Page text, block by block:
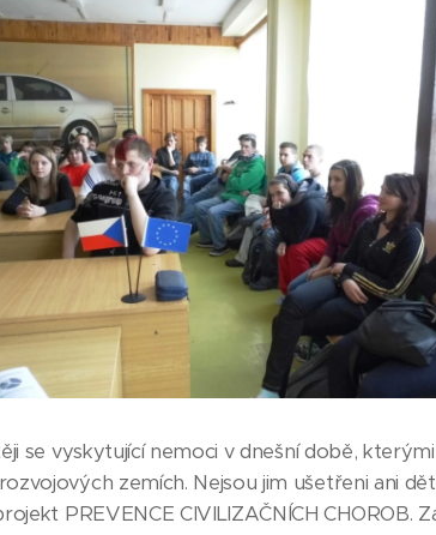
se vyskytující nemoci v dnešní době,
zemích. Nejsou jim ušetřeni ani
PREVENCE CIVILIZAČNÍCH CHOROB.